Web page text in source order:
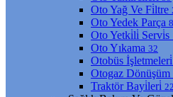
Oto Yağ Ve Fi̇ltre
Oto Yedek Parça 8
Oto Yetki̇li̇ Servi̇s
Oto Yıkama 32
Otobüs İşletmeleri̇
Otogaz Dönüşüm
Traktör Bayi̇leri̇ 22